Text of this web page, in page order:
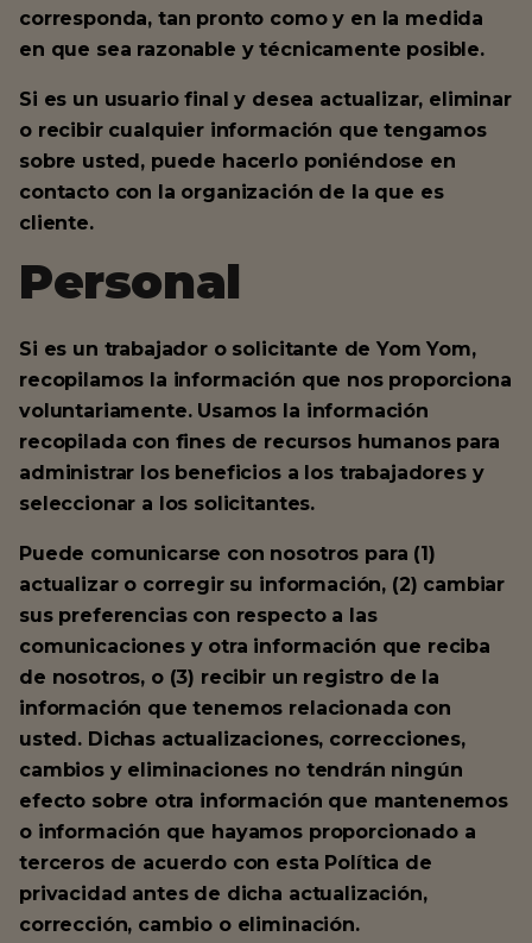
corresponda, tan pronto como y en la medida
en que sea razonable y técnicamente posible.
Si es un usuario final y desea actualizar, eliminar
o recibir cualquier información que tengamos
sobre usted, puede hacerlo poniéndose en
contacto con la organización de la que es
cliente.
Personal
Si es un trabajador o solicitante de Yom Yom,
recopilamos la información que nos proporciona
voluntariamente. Usamos la información
recopilada con fines de recursos humanos para
administrar los beneficios a los trabajadores y
seleccionar a los solicitantes.
Puede comunicarse con nosotros para (1)
actualizar o corregir su información, (2) cambiar
sus preferencias con respecto a las
comunicaciones y otra información que reciba
de nosotros, o (3) recibir un registro de la
información que tenemos relacionada con
usted. Dichas actualizaciones, correcciones,
cambios y eliminaciones no tendrán ningún
efecto sobre otra información que mantenemos
o información que hayamos proporcionado a
terceros de acuerdo con esta Política de
privacidad antes de dicha actualización,
corrección, cambio o eliminación.